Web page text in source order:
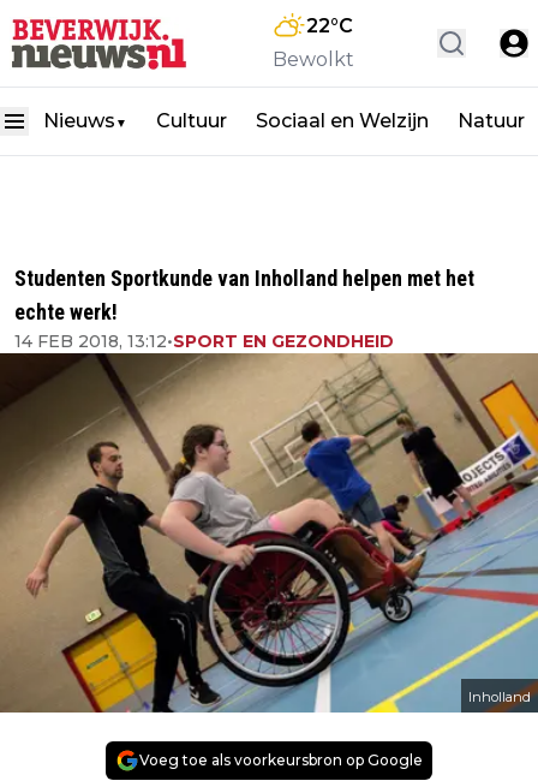
22°C
Bewolkt
Nieuws ▼ Cultuur Sociaal en Welzijn Natuur
Studenten Sportkunde van Inholland helpen met het
echte werk!
14 FEB 2018, 13:12•SPORT EN GEZONDHEID
Inholland
Voeg toe als voorkeursbron op Google